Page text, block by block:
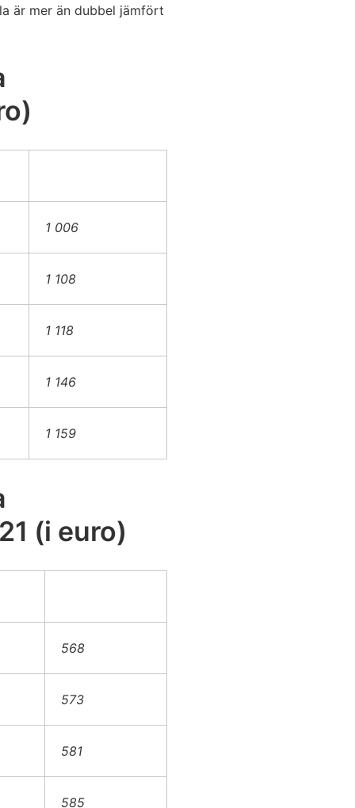
är mer än dubbel jämfört
1 006
1 108
1 118
1 146
1 159
(i euro)
568
573
581
585